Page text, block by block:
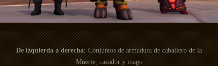
De izquierda a derecha:Conjuntos de armadura de caballero de la
Muerte, cazador y mago